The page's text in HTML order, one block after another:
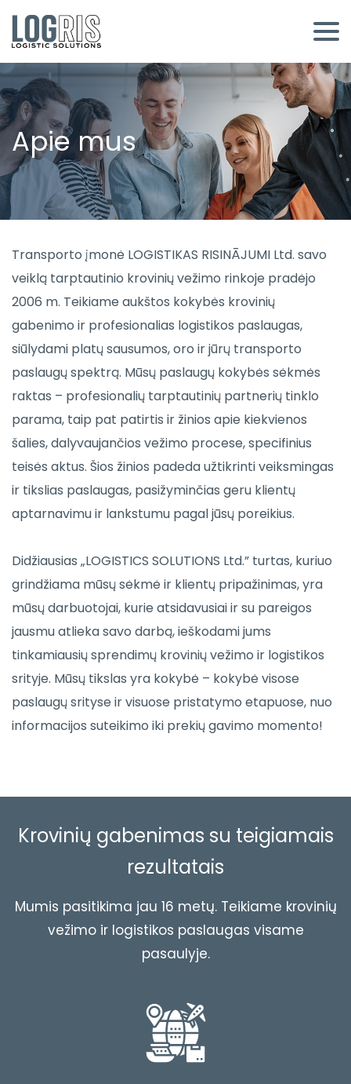
Apie mus
Transporto įmonė LOGISTIKAS RISINĀJUMI Ltd. savo
veiklą tarptautinio krovinių vežimo rinkoje pradėjo
2006 m. Teikiame aukštos kokybės krovinių
gabenimo ir profesionalias logistikos paslaugas,
siūlydami platų sausumos, oro ir jūrų transporto
paslaugų spektrą. Mūsų paslaugų kokybės sėkmės
raktas – profesionalių tarptautinių partnerių tinklo
parama, taip pat patirtis ir žinios apie kiekvienos
šalies, dalyvaujančios vežimo procese, specifinius
teisės aktus. Šios žinios padeda užtikrinti veiksmingas
ir tikslias paslaugas, pasižyminčias geru klientų
aptarnavimu ir lankstumu pagal jūsų poreikius.
Didžiausias „LOGISTICS SOLUTIONS Ltd.” turtas, kuriuo
grindžiama mūsų sėkmė ir klientų pripažinimas, yra
mūsų darbuotojai, kurie atsidavusiai ir su pareigos
jausmu atlieka savo darbą, ieškodami jums
tinkamiausių sprendimų krovinių vežimo ir logistikos
srityje. Mūsų tikslas yra kokybė – kokybė visose
paslaugų srityse ir visuose pristatymo etapuose, nuo
informacijos suteikimo iki prekių gavimo momento!
Krovinių gabenimas su teigiamais
rezultatais
Mumis pasitikima jau 16 metų. Teikiame krovinių
vežimo ir logistikos paslaugas visame
pasaulyje.